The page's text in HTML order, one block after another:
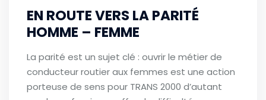
EN ROUTE VERS LA PARITÉ
HOMME – FEMME
La parité est un sujet clé : ouvrir le métier de
conducteur routier aux femmes est une action
porteuse de sens pour TRANS 2000 d’autant